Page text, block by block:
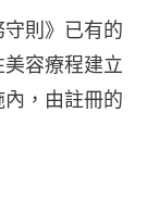
則》已有的
容療程建立
，由註冊的